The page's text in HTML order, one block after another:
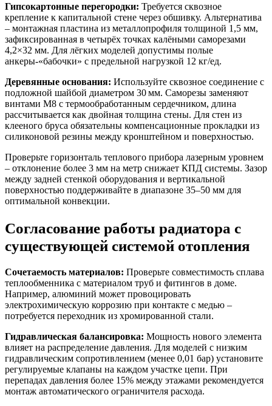
Гипсокартонные перегородки: Требуется сквозное
крепление к капитальной стене через обшивку. Альтернатива
– монтажная пластина из металлопрофиля толщиной 1,5 мм,
зафиксированная в четырёх точках калёными саморезами
4,2×32 мм. Для лёгких моделей допустимы полые
анкеры-«бабочки» с предельной нагрузкой 12 кг/ед.
Деревянные основания: Используйте сквозное соединение с
подложной шайбой диаметром 30 мм. Саморезы заменяют
винтами М8 с термообработанным сердечником, длина
рассчитывается как двойная толщина стены. Для стен из
клееного бруса обязательны компенсационные прокладки из
силиконовой резины между кронштейном и поверхностью.
Проверьте горизонталь теплового прибора лазерным уровнем
– отклонение более 3 мм на метр снижает КПД системы. Зазор
между задней стенкой оборудования и вертикальной
поверхностью поддерживайте в диапазоне 35–50 мм для
оптимальной конвекции.
Согласование работы радиатора с
существующей системой отопления
Сочетаемость материалов: Проверьте совместимость сплава
теплообменника с материалом труб и фитингов в доме.
Например, алюминий может провоцировать
электрохимическую коррозию при контакте с медью –
потребуется переходник из хромированной стали.
Гидравлическая балансировка: Мощность нового элемента
влияет на распределение давления. Для моделей с низким
гидравлическим сопротивлением (менее 0,01 бар) установите
регулируемые клапаны на каждом участке цепи. При
перепадах давления более 15% между этажами рекомендуется
монтаж автоматического ограничителя расхода.